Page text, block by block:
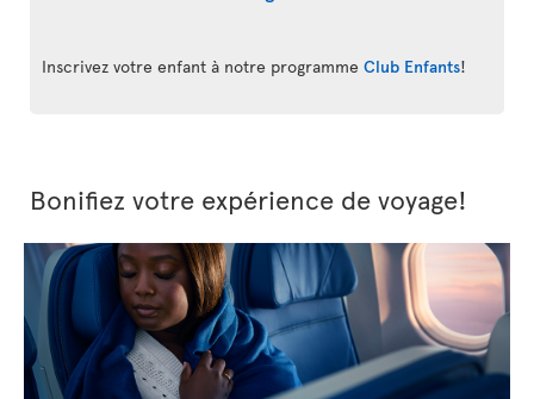
Inscrivez votre enfant à notre programme Club Enfants!
Bonifiez votre expérience de voyage!